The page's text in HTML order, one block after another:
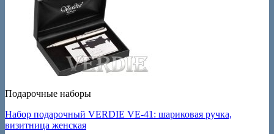
Подарочные наборы
Набор подарочный VERDIE VE-41: шариковая ручка,
визитница женская